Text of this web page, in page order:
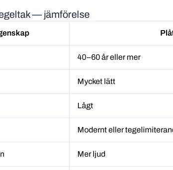
— jämförelse
40–60 år eller mer
Mycket lätt
Lågt
Modernt eller
Mer ljud